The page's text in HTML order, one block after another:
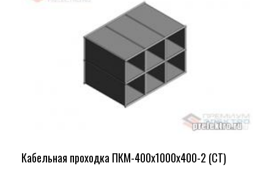
Кабельная проходка ПКМ-400х1000х400-2 (СТ)